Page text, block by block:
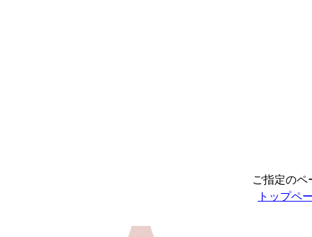
ご指定のペ
トップペ